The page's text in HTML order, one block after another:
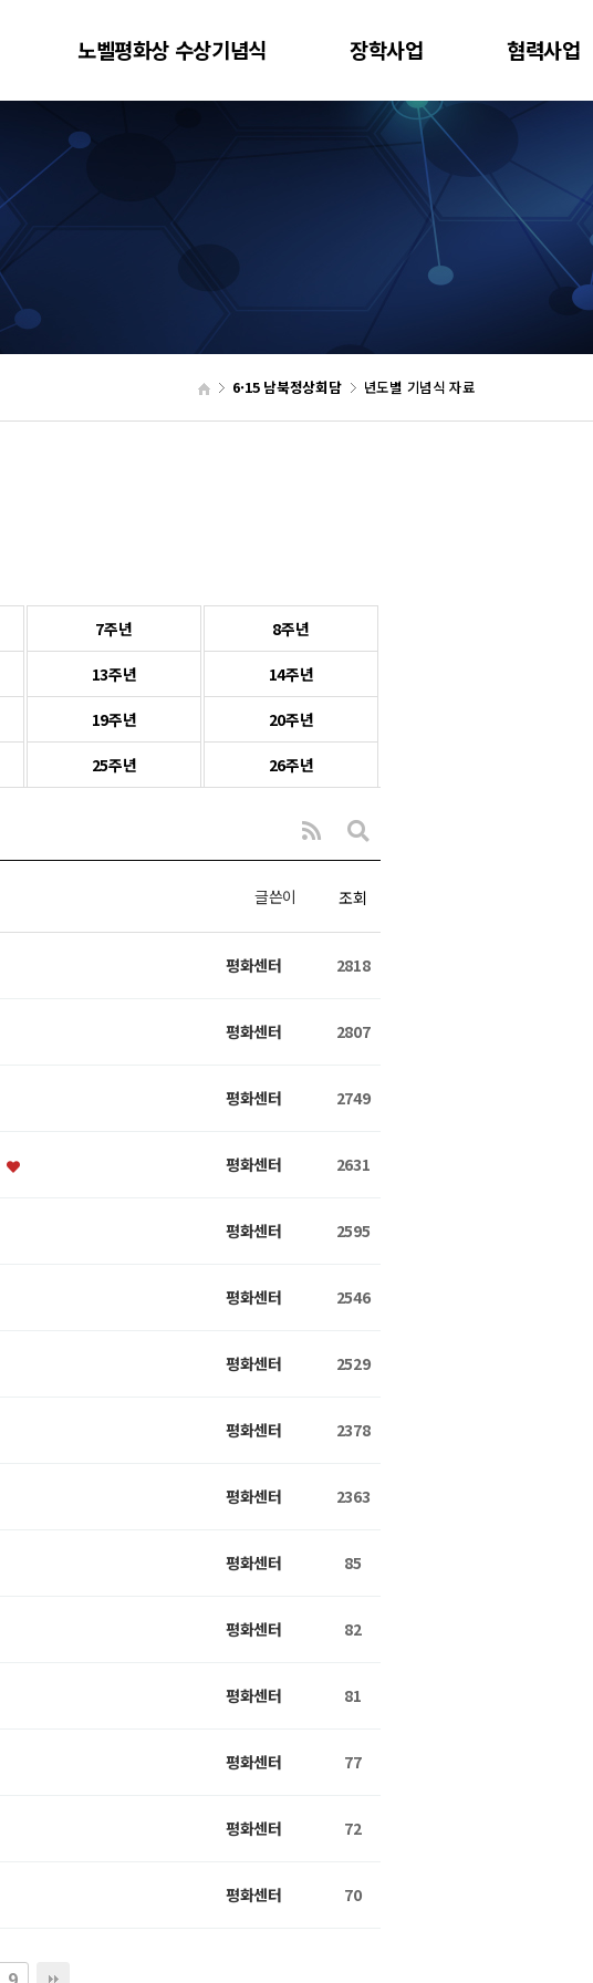
노벨평화상 수상기념식 장학사업 협력사업
6·15 남북정상회담 년도별 기념식 자료
7주년 8주년
13주년 14주년
19주년 20주년
25주년 26주년
글쓴이 조회
평화센터 2818
평화센터 2807
평화센터 2749
평화센터 2631
평화센터 2595
평화센터 2546
평화센터 2529
평화센터 2378
평화센터 2363
평화센터 85
평화센터 82
평화센터 81
평화센터 77
평화센터 72
평화센터 70